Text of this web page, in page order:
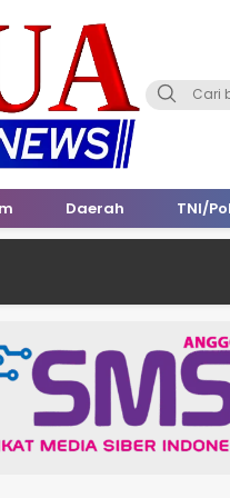
Daerah TNI/